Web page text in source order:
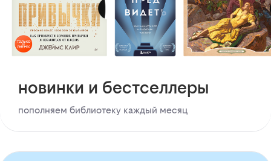
новинки и бестселлеры
пополняем библиотеку каждый месяц